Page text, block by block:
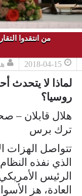
من انتقدوا
2018-04-15
لماذا لا يتحدث
روسيا؟
هلال قابلان –
ترك برس
تتواصل الهزات
الذي نفذه
الرئيس
العادة، هز